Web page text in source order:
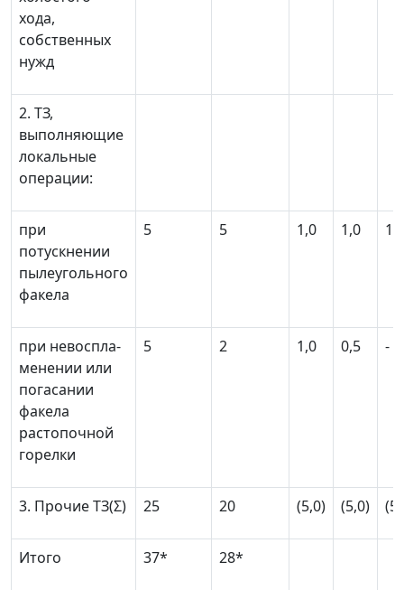
хода,
собственных
нужд
2. ТЗ,
выполняющие
локальные
операции:
при
потускнении
пылеугольного
факела
5 5 1,0 1,0 1,0
при невоспла-
менении или
погасании
факела
растопочной
горелки
5 2 1,0 0,5 -
3. Прочие TЗ(Σ) 25 20 (5,0) (5,0)
Итого 37* 28*